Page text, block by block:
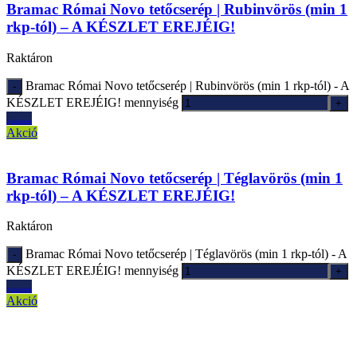
Bramac Római Novo tetőcserép | Rubinvörös (min 1
rkp-tól) – A KÉSZLET EREJÉIG!
Raktáron
Bramac Római Novo tetőcserép | Rubinvörös (min 1 rkp-tól) - A
KÉSZLET EREJÉIG! mennyiség
Ajánlatkérés
Akció
Bramac Római Novo tetőcserép | Téglavörös (min 1
rkp-tól) – A KÉSZLET EREJÉIG!
Raktáron
Bramac Római Novo tetőcserép | Téglavörös (min 1 rkp-tól) - A
KÉSZLET EREJÉIG! mennyiség
Ajánlatkérés
Akció